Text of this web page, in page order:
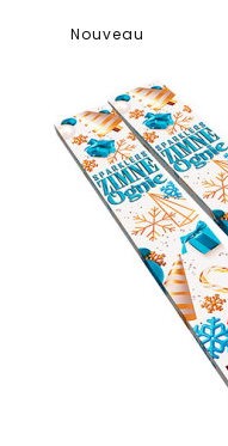
Nouveau